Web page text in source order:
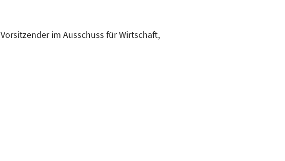
im Ausschuss für Wirtschaft,